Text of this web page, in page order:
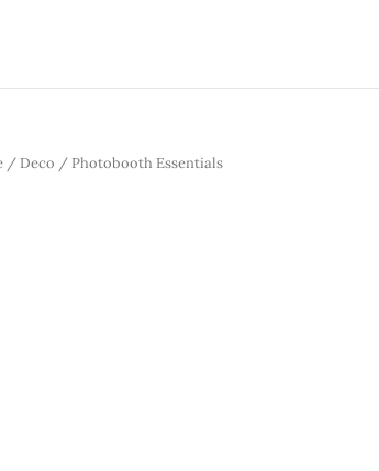
/ Deco / Photobooth Essentials